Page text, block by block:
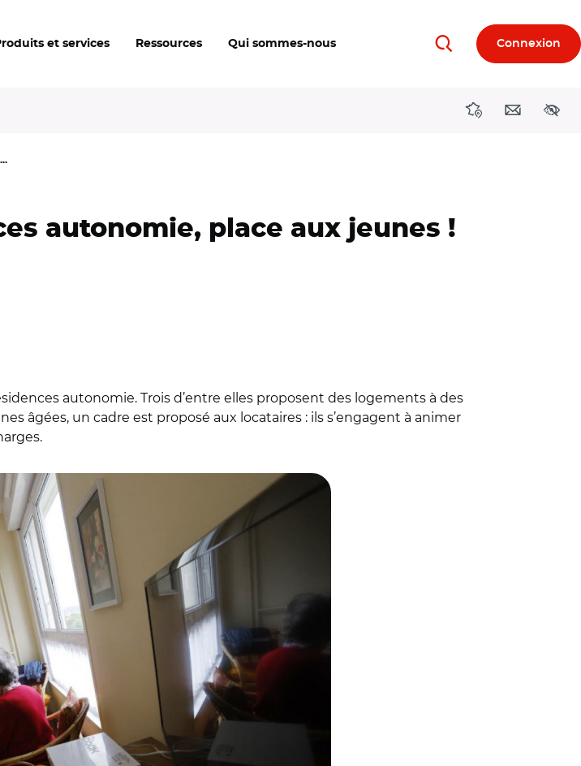
et services Ressources Qui sommes-nous RechercherConnexion
DirectionsContact
autonomie, place aux jeunes !
autonomie. Trois d’entre elles proposent des logements à des
âgées, un cadre est proposé aux locataires : ils s’engagent à animer